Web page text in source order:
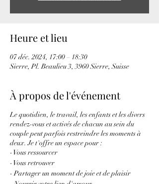
Heure et lieu
07 déc. 2024, 17:00 – 18:30
Sierre, Pl. Beaulieu 3, 3960 Sierre, Suisse
À propos de l'événement
Le quotidien, le travail, les enfants et les divers
rendez-vous et activés de chacun au sein du
couple peut parfois restreindre les moments à
deux. Je t'offre un espace pour :
- Vous ressourcer
- Vous retrouver
- Partager un moment de joie et de plaisir